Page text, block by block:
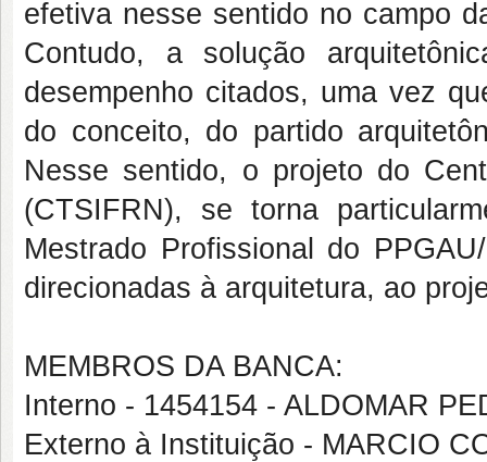
efetiva nesse sentido no campo
Contudo, a solução
desempenho citados, uma vez
do conceito, do partido
Nesse sentido, o projeto do
(CTSIFRN), se torna
Mestrado Profissional do
direcionadas à arquitetura, ao
MEMBROS DA BANCA:
Interno - 1454154 - ALDOMAR
Externo à Instituição - MARCIO